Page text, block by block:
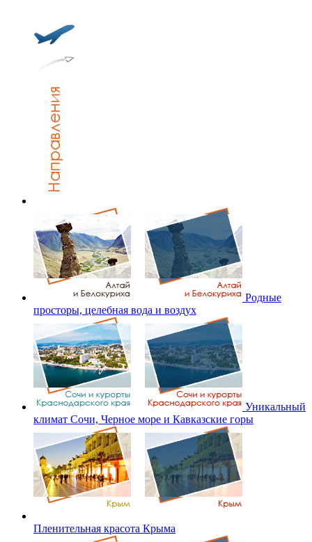
Родные
просторы, целебная вода и воздух
Уникальный
климат Сочи, Черное море и Кавказские горы
Пленительная красота Крыма